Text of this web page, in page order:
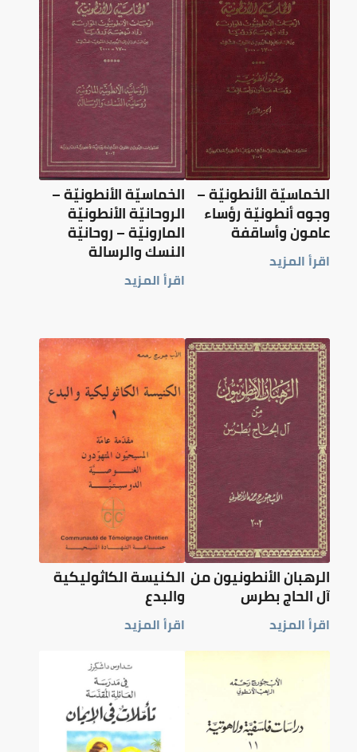
الخماسيّة الأنطونيّة –
وجوه أنطونيّة رؤساء
عامون وأساقفة
اقرأ المزيد
الخماسيّة الأنطونيّة –
الروحانيّة الأنطونيّة
المارونيّة – روحانيّة
النسك والرسالة
اقرأ المزيد
الرهبان الأنطونيون من
آل الحاج بطرس
اقرأ المزيد
الكنيسة الكاثوليكية
والبدع
اقرأ المزيد